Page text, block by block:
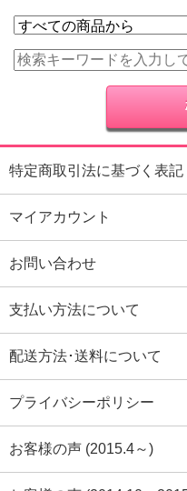
特定商取引法に基づく表記
マイアカウント
お問い合わせ
支払い方法について
配送方法･送料について
プライバシーポリシー
お客様の声 (2015.4～)